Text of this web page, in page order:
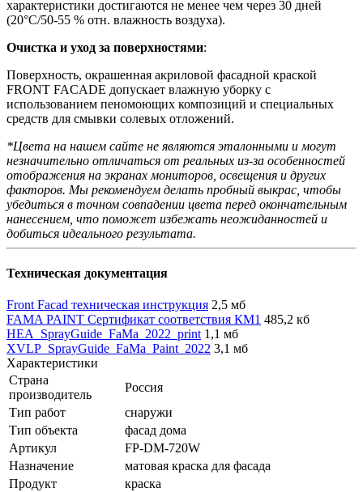
характеристики достигаются не менее чем через 30 дней
(20°C/50-55 % отн. влажность воздуха).
Очистка и уход за поверхностями:
Поверхность, окрашенная акриловой фасадной краской
FRONT FACADE допускает влажную уборку с
использованием пеномоющих композиций и специальных
средств для смывки солевых отложений.
*Цвета на нашем сайте не являются эталонными и могут
незначительно отличаться от реальных из-за особенностей
отображения на экранах мониторов, освещения и других
факторов. Мы рекомендуем делать пробный выкрас, чтобы
убедиться в точном совпадении цвета перед окончательным
нанесением, что поможет избежать неожиданностей и
добиться идеального результата.
Техническая документация
Front Facad техническая инструкция 2,5 мб
FAMA PAINT Сертификат соответствия КМ1 485,2 кб
HEA_SprayGuide_FaMa_2022_print 1,1 мб
XVLP_SprayGuide_FaMa_Paint_2022 3,1 мб
Характеристики
Страна
производитель
Россия
Тип работ
снаружи
Тип объекта
фасад дома
Артикул
FP-DM-720W
Назначение
матовая краска для фасада
Продукт
краска